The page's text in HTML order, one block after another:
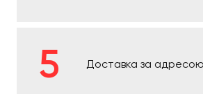
Доставка за адресою